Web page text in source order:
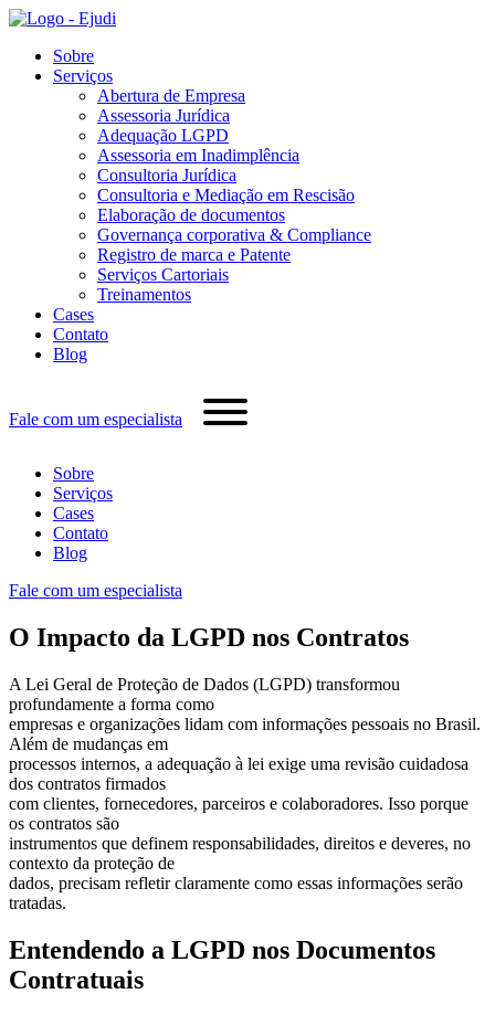
Sobre
Serviços
Abertura de Empresa
Assessoria Jurídica
Adequação LGPD
Assessoria em Inadimplência
Consultoria Jurídica
Consultoria e Mediação em Rescisão
Elaboração de documentos
Governança corporativa & Compliance
Registro de marca e Patente
Serviços Cartoriais
Treinamentos
Cases
Contato
Blog
Fale com um especialista
Sobre
Serviços
Cases
Contato
Blog
Fale com um especialista
O Impacto da LGPD nos Contratos
A Lei Geral de Proteção de Dados (LGPD) transformou
profundamente a forma como
empresas e organizações lidam com informações pessoais no Brasil.
Além de mudanças em
processos internos, a adequação à lei exige uma revisão cuidadosa
dos contratos firmados
com clientes, fornecedores, parceiros e colaboradores. Isso porque
os contratos são
instrumentos que definem responsabilidades, direitos e deveres, no
contexto da proteção de
dados, precisam refletir claramente como essas informações serão
tratadas.
Entendendo a LGPD nos Documentos
Contratuais